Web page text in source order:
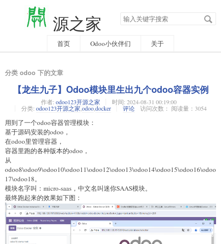
源之家 搜
索
字
首页 Odoo小伙伴们 关于
分类 odoo 下的文章
【龙生九子】Odoo模块里生出九个odoo容器实例
作者: odoo123开源之家 时间: 2024-08-31 00:19:00
分类: odoo123开源之家 odoo,docker 评论 访问次数： 阅读量：3054
用到了一个odoo容器管理模块：
基于源码安装的odoo，
在odoo里管理容器，
容器里跑的各种版本的odoo，
从
odoo8\odoo9\odoo10\odoo11\odoo12\odoo13\odoo14\odoo15\odoo16\odoo
17\odoo18。
模块名字叫：micro-saas，中文名叫迷你SAAS模块。
最终跑起来的效果如下图：